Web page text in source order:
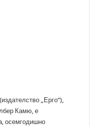
„Ерго“),
Камю, е
осемгодишно